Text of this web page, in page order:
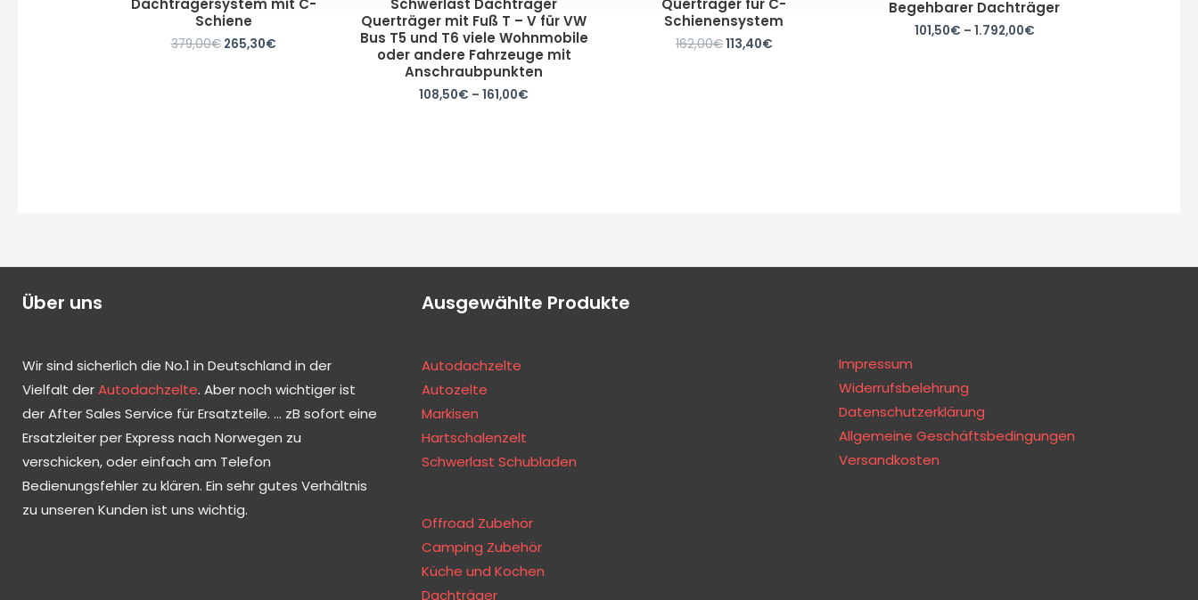
Dachträgersystem mit C-
Schiene
379,00€ 265,30€
Schwerlast Dachträger
Querträger mit Fuß T – V für VW
Bus T5 und T6 viele Wohnmobile
oder andere Fahrzeuge mit
Anschraubpunkten
108,50€ – 161,00€
Querträger für C-
Schienensystem
162,00€113,40€
Begehbarer Dachträger
101,50€ – 1.792,00€
Über uns
Wir sind sicherlich die No.1 in Deutschland in der
Vielfalt derAutodachzelte. Aber noch wichtiger ist
der After Sales Service für Ersatzteile. … zB sofort eine
Ersatzleiter per Express nach Norwegen zu
verschicken, oder einfach am Telefon
Bedienungsfehler zu klären. Ein sehr gutes Verhältnis
zu unseren Kunden ist uns wichtig.
Ausgewählte Produkte
Autodachzelte
Autozelte
Markisen
Hartschalenzelt
Schwerlast Schubladen
Offroad Zubehör
Camping Zubehör
Küche und Kochen
Dachträger
Impressum
Widerrufsbelehrung
Datenschutzerklärung
Allgemeine Geschäftsbedingungen
Versandkosten